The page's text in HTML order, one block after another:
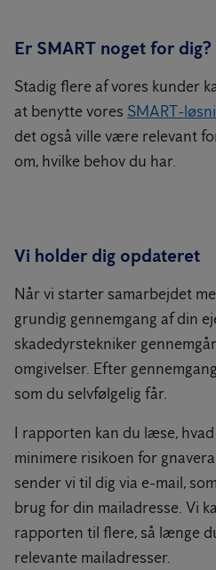
Er SMART noget for dig?
Stadig flere af vores kunder
at benytte vores SMART-
det også ville være relevant
om, hvilke behov du har.
Vi holder dig opdateret
Når vi starter samarbejdet
grundig gennemgang af din
skadedyrstekniker
omgivelser. Efter
som du selvfølgelig får.
I rapporten kan du læse,
minimere risikoen for
sender vi til dig via e-mail,
brug for din mailadresse. Vi
rapporten til flere, så længe
relevante mailadresser.